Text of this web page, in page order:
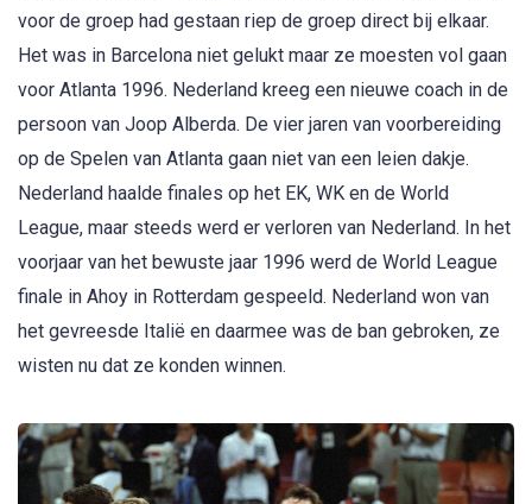
voor de groep had gestaan riep de groep direct bij elkaar.
Het was in Barcelona niet gelukt maar ze moesten vol gaan
voor Atlanta 1996. Nederland kreeg een nieuwe coach in de
persoon van Joop Alberda. De vier jaren van voorbereiding
op de Spelen van Atlanta gaan niet van een leien dakje.
Nederland haalde finales op het EK, WK en de World
League, maar steeds werd er verloren van Nederland. In het
voorjaar van het bewuste jaar 1996 werd de World League
finale in Ahoy in Rotterdam gespeeld. Nederland won van
het gevreesde Italië en daarmee was de ban gebroken, ze
wisten nu dat ze konden winnen.